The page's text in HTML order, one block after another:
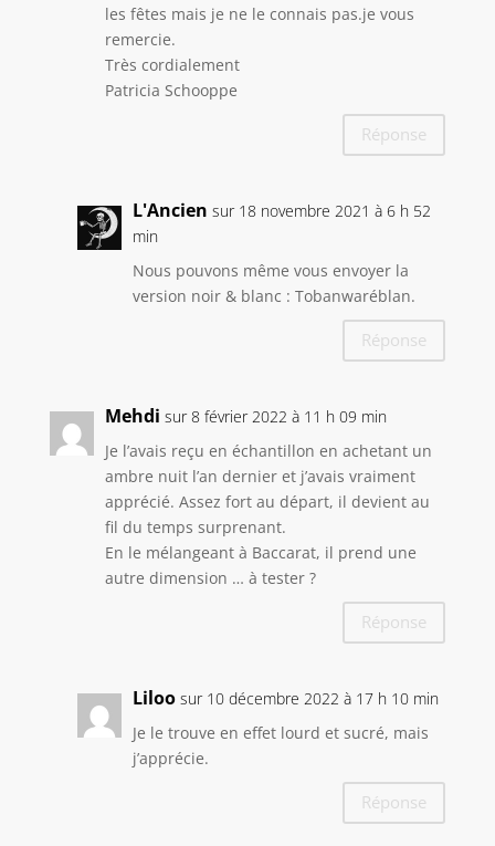
les fêtes mais je ne le connais pas.je vous
remercie.
Très cordialement
Patricia Schooppe
Réponse
L'Ancien sur 18 novembre 2021 à 6 h 52
min
Nous pouvons même vous envoyer la
version noir & blanc : Tobanwaréblan.
Réponse
Mehdi sur 8 février 2022 à 11 h 09 min
Je l’avais reçu en échantillon en achetant un
ambre nuit l’an dernier et j’avais vraiment
apprécié. Assez fort au départ, il devient au
fil du temps surprenant.
En le mélangeant à Baccarat, il prend une
autre dimension … à tester ?
Réponse
Liloo sur 10 décembre 2022 à 17 h 10 min
Je le trouve en effet lourd et sucré, mais
j’apprécie.
Réponse